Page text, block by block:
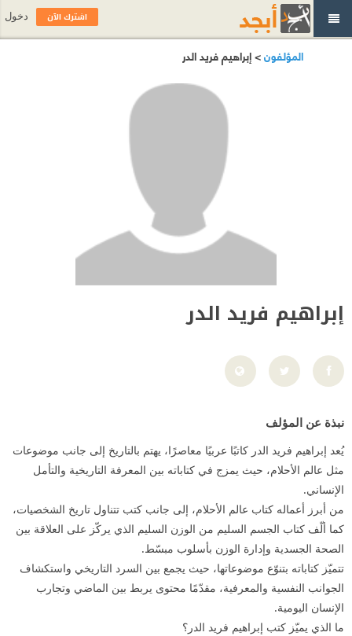
المؤلفون> إبراهيم فريد الدر
إبراهيم فريد الدر
نبذة عن المؤلف
يُعد إبراهيم فريد الدر كاتبًا عربيًا معاصرًا، يهتم بالتاريخ إلى جانب موضوعات
مثل عالم الأحلام، حيث يمزج في كتاباته بين المعرفة التاريخية والتأمل
الإنساني.
من أبرز أعماله كتاب عالم الأحلام، إلى جانب كتب تتناول تاريخ الشخصيات،
كما ألّف كتاب الجسم السليم من الوزن السليم الذي يركّز على العلاقة بين
الصحة الجسدية وإدارة الوزن بأسلوب مبسّط.
تتميّز كتاباته بتنوّع موضوعاتها، حيث يجمع بين السرد التاريخي واستكشاف
الجوانب النفسية والمعرفية، مقدّمًا محتوى يربط بين الماضي وتجارب
الإنسان اليومية.
ما الذي يميّز كتب إبراهيم فريد الدر؟
اشترك الآن دخول